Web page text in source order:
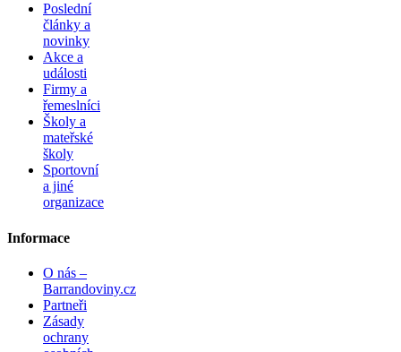
Poslední
články a
novinky
Akce a
události
Firmy a
řemeslníci
Školy a
mateřské
školy
Sportovní
a jiné
organizace
Informace
O nás –
Barrandoviny.cz
Partneři
Zásady
ochrany